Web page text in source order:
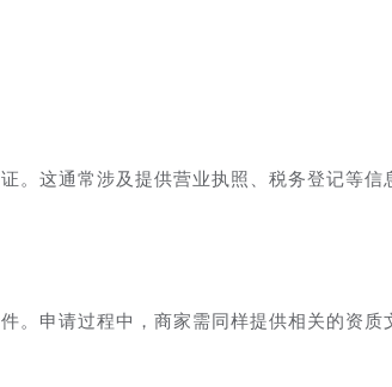
。这通常涉及提供营业执照、税务登记等信
。申请过程中，商家需同样提供相关的资质